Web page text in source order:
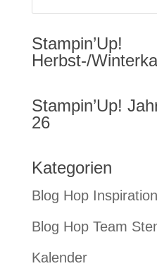
Stampin’Up!
Herbst-/
Stampin’Up!
26
Kategorien
Blog Hop
Blog Hop Team
Kalender